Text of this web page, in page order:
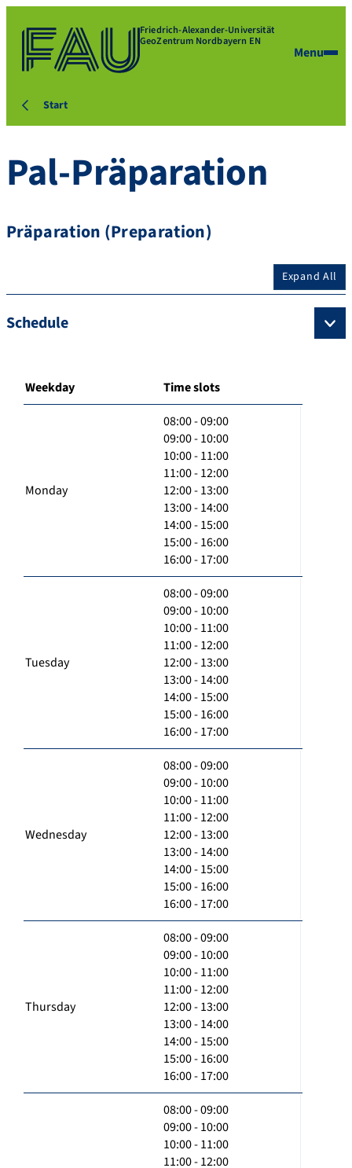
Friedrich-Alexander-Universität
GeoZentrum Nordbayern EN
Menu
Start
Pal-Präparation
Präparation (Preparation)
Expand All
Schedule
Weekday Time slots
Monday
08:00 - 09:00
09:00 - 10:00
10:00 - 11:00
11:00 - 12:00
12:00 - 13:00
13:00 - 14:00
14:00 - 15:00
15:00 - 16:00
16:00 - 17:00
Tuesday
08:00 - 09:00
09:00 - 10:00
10:00 - 11:00
11:00 - 12:00
12:00 - 13:00
13:00 - 14:00
14:00 - 15:00
15:00 - 16:00
16:00 - 17:00
Wednesday
08:00 - 09:00
09:00 - 10:00
10:00 - 11:00
11:00 - 12:00
12:00 - 13:00
13:00 - 14:00
14:00 - 15:00
15:00 - 16:00
16:00 - 17:00
Thursday
08:00 - 09:00
09:00 - 10:00
10:00 - 11:00
11:00 - 12:00
12:00 - 13:00
13:00 - 14:00
14:00 - 15:00
15:00 - 16:00
16:00 - 17:00
08:00 - 09:00
09:00 - 10:00
10:00 - 11:00
11:00 - 12:00